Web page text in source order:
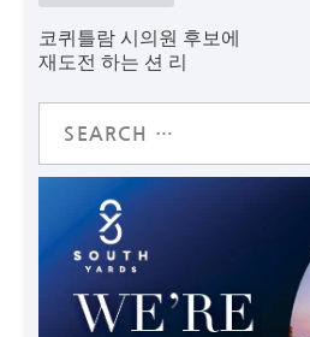
코퀴틀람 시의원 후보에
재도전 하는 션 리